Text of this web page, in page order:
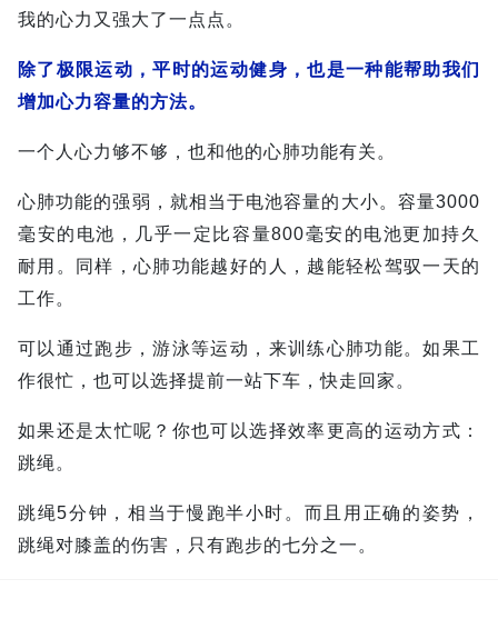
我的心力又强大了一点点。
除了极限运动，平时的运动健身，也是一种能帮助我们
增加心力容量的方法。
一个人心力够不够，也和他的心肺功能有关。
心肺功能的强弱，就相当于电池容量的大小。容量3000
毫安的电池，几乎一定比容量800毫安的电池更加持久
耐用。同样，心肺功能越好的人，越能轻松驾驭一天的
工作。
可以通过跑步，游泳等运动，来训练心肺功能。如果工
作很忙，也可以选择提前一站下车，快走回家。
如果还是太忙呢？你也可以选择效率更高的运动方式：
跳绳。
跳绳5分钟，相当于慢跑半小时。而且用正确的姿势，
跳绳对膝盖的伤害，只有跑步的七分之一。